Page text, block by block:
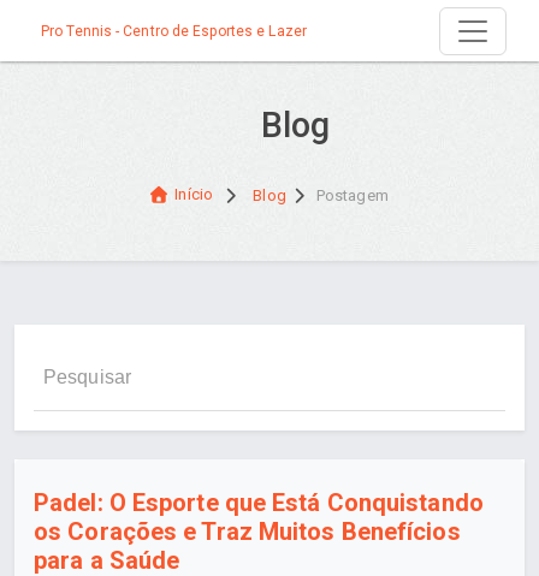
Pro Tennis - Centro de Esportes e Lazer
Blog
Início Blog Postagem
Padel: O Esporte que Está Conquistando
os Corações e Traz Muitos Benefícios
para a Saúde